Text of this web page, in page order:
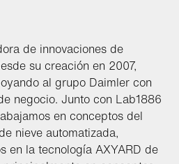
de innovaciones de
su creación en 2007,
al grupo Daimler con
negocio. Junto con Lab1886
en conceptos del
nieve automatizada,
en la tecnología AXYARD de